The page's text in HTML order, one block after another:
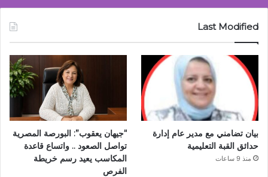
Last Modified
بيان تضامني مع مدير عام إدارة
حدائق القبة التعليمية
منذ 9 ساعات
“جيهان يعقوب”: البورصة المصرية
تواصل الصعود .. واتساع قاعدة
المكاسب يعيد رسم خريطة
الفرص